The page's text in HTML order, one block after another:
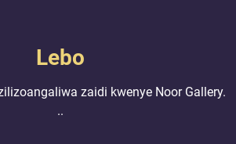
Lebo
zaidi kwenye Noor Gallery.
..